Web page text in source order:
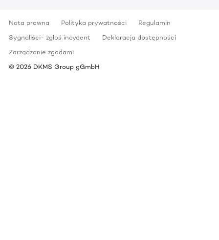
Nota prawna Polityka prywatności
Regulamin
Sygnaliści- zgłoś incydent
Deklaracja dostępności
Zarządzanie zgodami
© 2026 DKMS Group gGmbH